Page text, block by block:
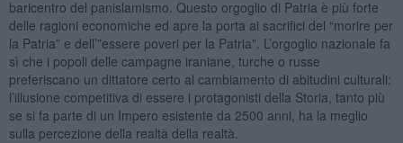
baricentro del panislamismo. Questo orgoglio di Patria è più forte
delle ragioni economiche ed apre la porta ai sacrifici del “morire per
la Patria” e dell’”essere poveri per la Patria”. L’orgoglio nazionale fa
sì che i popoli delle campagne iraniane, turche o russe
preferiscano un dittatore certo al cambiamento di abitudini culturali:
l’illusione competitiva di essere i protagonisti della Storia, tanto più
se si fa parte di un Impero esistente da 2500 anni, ha la meglio
sulla percezione della realtà della realtà.